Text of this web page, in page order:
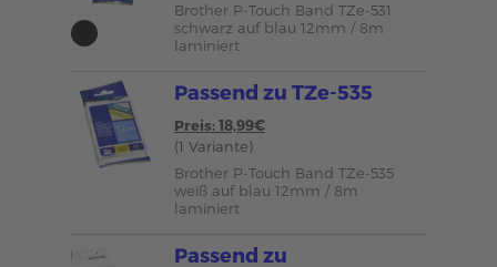
Brother P-Touch Band TZe-531
schwarz auf blau 12mm / 8m
laminiert
Passend zu TZe-535
Preis: 18,99€
(1 Variante)
Brother P-Touch Band TZe-535
weiß auf blau 12mm / 8m
laminiert
Passend zu